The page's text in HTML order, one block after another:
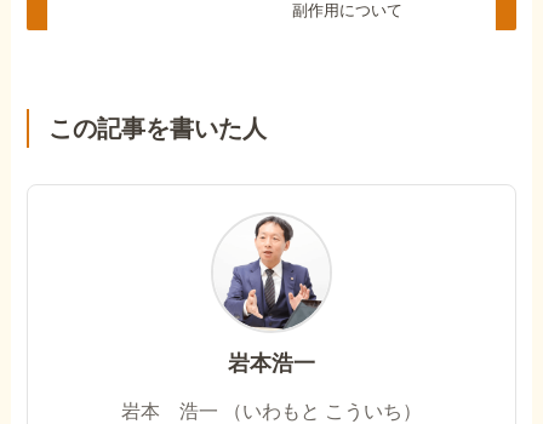
副作用について
この記事を書いた人
岩本浩一
岩本 浩一 （いわもと こういち）